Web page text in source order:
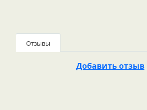
Отзывы
Добавить отзыв